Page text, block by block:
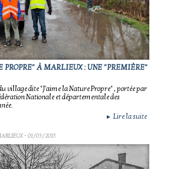
PROPRE" À MARLIEUX : UNE "PREMIÈRE"
village dite "J'aime la Nature Propre" , portée par
Nationale et départementale des
► Lire la suite
- 01/03/2015